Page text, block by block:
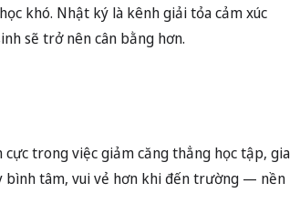
khó. Nhật ký là kênh giải tỏa cảm xúc
sẽ trở nên cân bằng hơn.
trong việc giảm căng thẳng học tập, gia
bình tâm, vui vẻ hơn khi đến trường — nền